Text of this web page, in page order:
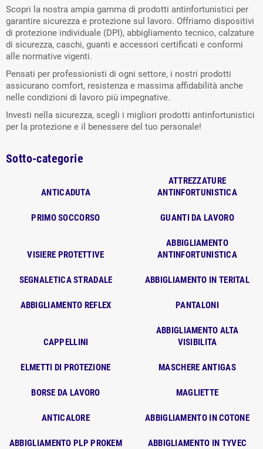
Scopri la nostra ampia gamma di prodotti antinfortunistici per
garantire sicurezza e protezione sul lavoro. Offriamo dispositivi
di protezione individuale (DPI), abbigliamento tecnico, calzature
di sicurezza, caschi, guanti e accessori certificati e conformi
alle normative vigenti.
Pensati per professionisti di ogni settore, i nostri prodotti
assicurano comfort, resistenza e massima affidabilità anche
nelle condizioni di lavoro più impegnative.
Investi nella sicurezza, scegli i migliori prodotti antinfortunistici
per la protezione e il benessere del tuo personale!
Sotto-categorie
ANTICADUTA
ATTREZZATURE
ANTINFORTUNISTICA
PRIMO SOCCORSO GUANTI DA LAVORO
VISIERE PROTETTIVE
ABBIGLIAMENTO
ANTINFORTUNISTICA
SEGNALETICA STRADALE ABBIGLIAMENTO IN TERITAL
ABBIGLIAMENTO REFLEX PANTALONI
CAPPELLINI
ABBIGLIAMENTO ALTA
VISIBILITA
ELMETTI DI PROTEZIONE MASCHERE ANTIGAS
BORSE DA LAVORO MAGLIETTE
ANTICALORE ABBIGLIAMENTO IN COTONE
ABBIGLIAMENTO PLP PROKEM ABBIGLIAMENTO IN TYVEC